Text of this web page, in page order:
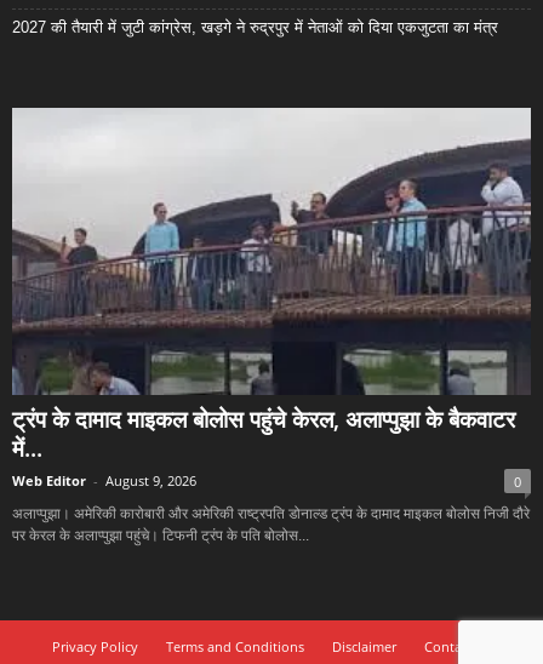
2027 की तैयारी में जुटी कांग्रेस, खड़गे ने रुद्रपुर में नेताओं को दिया एकजुटता का मंत्र
ट्रंप के दामाद माइकल बोलोस पहुंचे केरल, अलाप्पुझा के बैकवाटर
में...
Web Editor - August 9, 2026 0
अलाप्पुझा। अमेरिकी कारोबारी और अमेरिकी राष्ट्रपति डोनाल्ड ट्रंप के दामाद माइकल बोलोस निजी दौरे
पर केरल के अलाप्पुझा पहुंचे। टिफनी ट्रंप के पति बोलोस...
Privacy Policy Terms and Conditions Disclaimer Contact Us